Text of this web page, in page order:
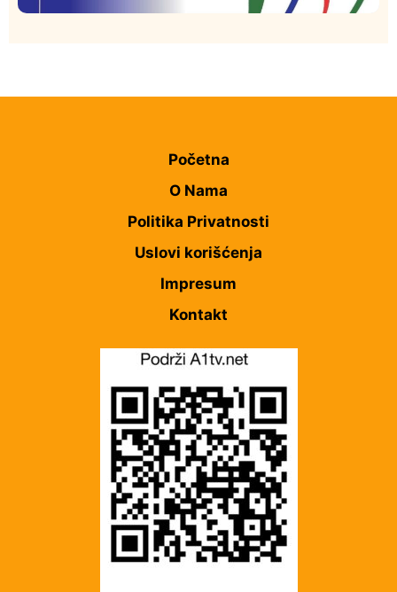
Početna
O Nama
Politika Privatnosti
Uslovi korišćenja
Impresum
Kontakt